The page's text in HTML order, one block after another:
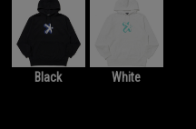
Black White